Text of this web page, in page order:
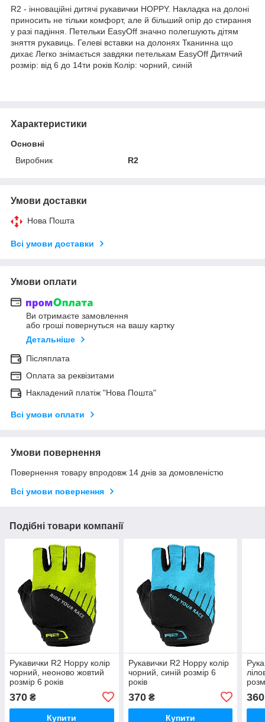
R2 - інноваційні дитячі рукавички HOPPY. Накладка на долоні
приносить не тільки комфорт, але й більший опір до стирання
у разі падіння. Петельки EasyOff значно полегшують дітям
зняття рукавиць. Гелеві вставки на долонях Тканинна що
дихає Легко знімається завдяки петелькам EasyOff Дитячий
розмір: від 6 до 14ти років Колір: чорний, синій
Характеристики
Основні
Виробник
R2
Умови доставки
Нова Пошта
Всі умови доставки
Умови оплати
Ви отримаєте замовлення
або гроші повернуться на вашу картку
Детальніше
Післяплата
Оплата за реквізитами
Накладений платіж "Нова Пошта"
Всі умови оплати
Умови повернення
Повернення товару впродовж 14 днів за домовленістю
Всі умови повернення
Подібні товари компанії
Рукавички R2 Hoppy колір
чорний, неоново жовтий
розмір 6 років
370 ₴
Купити
Рукавички R2 Hoppy колір
чорний, синій розмір 6
років
370₴
Купити
360